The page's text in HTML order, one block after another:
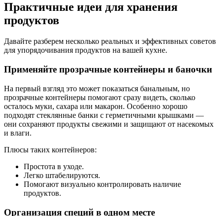
Практичные идеи для хранения
продуктов
Давайте разберем несколько реальных и эффективных советов
для упорядочивания продуктов на вашей кухне.
Применяйте прозрачные контейнеры и баночки
На первый взгляд это может показаться банальным, но
прозрачные контейнеры помогают сразу видеть, сколько
осталось муки, сахара или макарон. Особенно хорошо
подходят стеклянные банки с герметичными крышками —
они сохраняют продукты свежими и защищают от насекомых
и влаги.
Плюсы таких контейнеров:
Простота в уходе.
Легко штабелируются.
Помогают визуально контролировать наличие
продуктов.
Организация специй в одном месте